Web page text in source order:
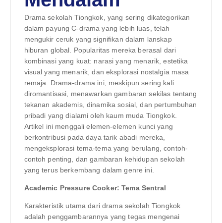
Drama sekolah Tiongkok, yang sering dikategorikan
dalam payung C-drama yang lebih luas, telah
mengukir ceruk yang signifikan dalam lanskap
hiburan global. Popularitas mereka berasal dari
kombinasi yang kuat: narasi yang menarik, estetika
visual yang menarik, dan eksplorasi nostalgia masa
remaja. Drama-drama ini, meskipun sering kali
diromantisasi, menawarkan gambaran sekilas tentang
tekanan akademis, dinamika sosial, dan pertumbuhan
pribadi yang dialami oleh kaum muda Tiongkok.
Artikel ini menggali elemen-elemen kunci yang
berkontribusi pada daya tarik abadi mereka,
mengeksplorasi tema-tema yang berulang, contoh-
contoh penting, dan gambaran kehidupan sekolah
yang terus berkembang dalam genre ini.
Academic Pressure Cooker: Tema Sentral
Karakteristik utama dari drama sekolah Tiongkok
adalah penggambarannya yang tegas mengenai